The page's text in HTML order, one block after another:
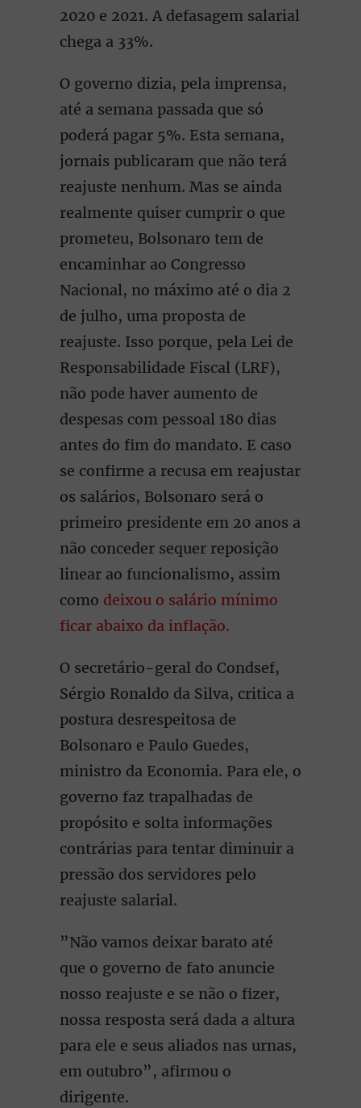
2020 e 2021. A defasagem salarial
chega a 33%.
O governo dizia, pela imprensa,
até a semana passada que só
poderá pagar 5%. Esta semana,
jornais publicaram que não terá
reajuste nenhum. Mas se ainda
realmente quiser cumprir o que
prometeu, Bolsonaro tem de
encaminhar ao Congresso
Nacional, no máximo até o dia 2
de julho, uma proposta de
reajuste. Isso porque, pela Lei de
Responsabilidade Fiscal (LRF),
não pode haver aumento de
despesas com pessoal 180 dias
antes do fim do mandato. E caso
se confirme a recusa em reajustar
os salários, Bolsonaro será o
primeiro presidente em 20 anos a
não conceder sequer reposição
linear ao funcionalismo, assim
como deixou o salário mínimo
ficar abaixo da inflação.
O secretário-geral do Condsef,
Sérgio Ronaldo da Silva, critica a
postura desrespeitosa de
Bolsonaro e Paulo Guedes,
ministro da Economia. Para ele, o
governo faz trapalhadas de
propósito e solta informações
contrárias para tentar diminuir a
pressão dos servidores pelo
reajuste salarial.
”Não vamos deixar barato até
que o governo de fato anuncie
nosso reajuste e se não o fizer,
nossa resposta será dada a altura
para ele e seus aliados nas urnas,
em outubro”, afirmou o
dirigente.